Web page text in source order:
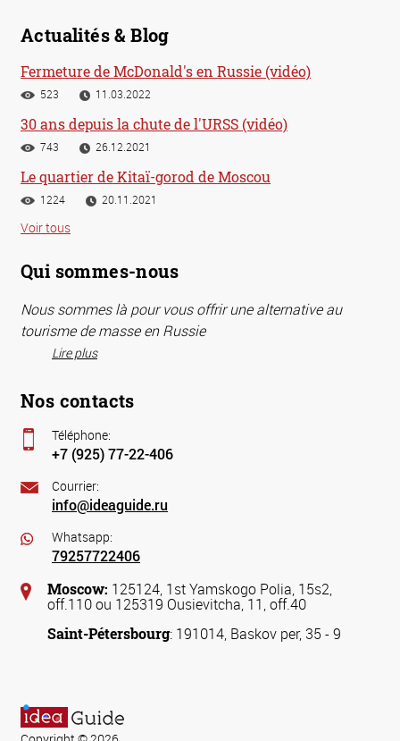
Actualités & Blog
Fermeture de McDonald's en Russie (vidéo)
523 11.03.2022
30 ans depuis la chute de l'URSS (vidéo)
743 26.12.2021
Le quartier de Kitaï-gorod de Moscou
1224 20.11.2021
Voir tous
Qui sommes-nous
Nous sommes là pour vous offrir une alternative au
tourisme de masse en Russie
Lire plus
Nos contacts
Téléphone:
+7 (925) 77-22-406
Courrier:
info@ideaguide.ru
Whatsapp:
79257722406
Moscow: 125124, 1st Yamskogo Polia, 15s2,
off.110 ou 125319 Ousievitcha, 11, off.40
Saint-Pétersbourg: 191014, Baskov per, 35 - 9